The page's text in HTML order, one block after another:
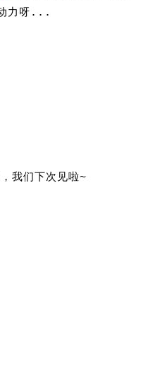
动力呀...
我们下次见啦~